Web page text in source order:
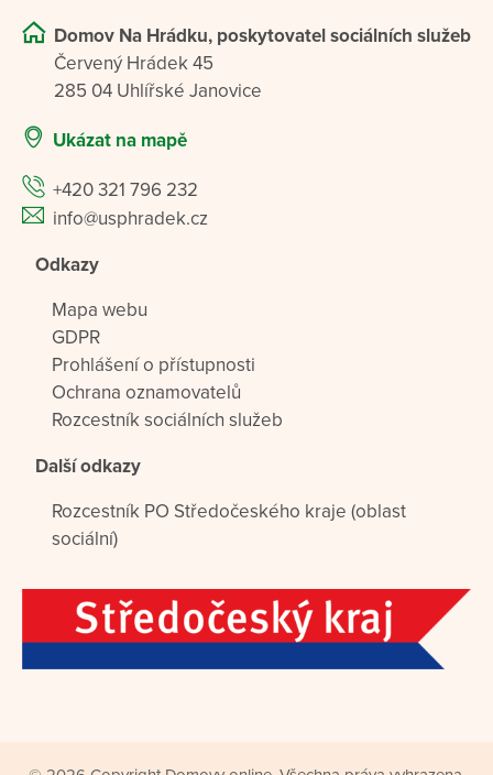
Domov Na Hrádku, poskytovatel sociálních služeb
Červený Hrádek 45
285 04 Uhlířské Janovice
Ukázat na mapě
+420 321 796 232
info@usphradek.cz
Odkazy
Mapa webu
GDPR
Prohlášení o přístupnosti
Ochrana oznamovatelů
Rozcestník sociálních služeb
Další odkazy
Rozcestník PO Středočeského kraje (oblast
sociální)